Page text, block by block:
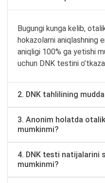
Bugungi kunga kelib,
hokazolarni aniqlashning
aniqligi 100% ga yetishi
uchun DNK testini
2. DNK tahlilining
3. Anonim holatda
mumkinmi?
4. DNK testi natijalarini
mumkinmi?